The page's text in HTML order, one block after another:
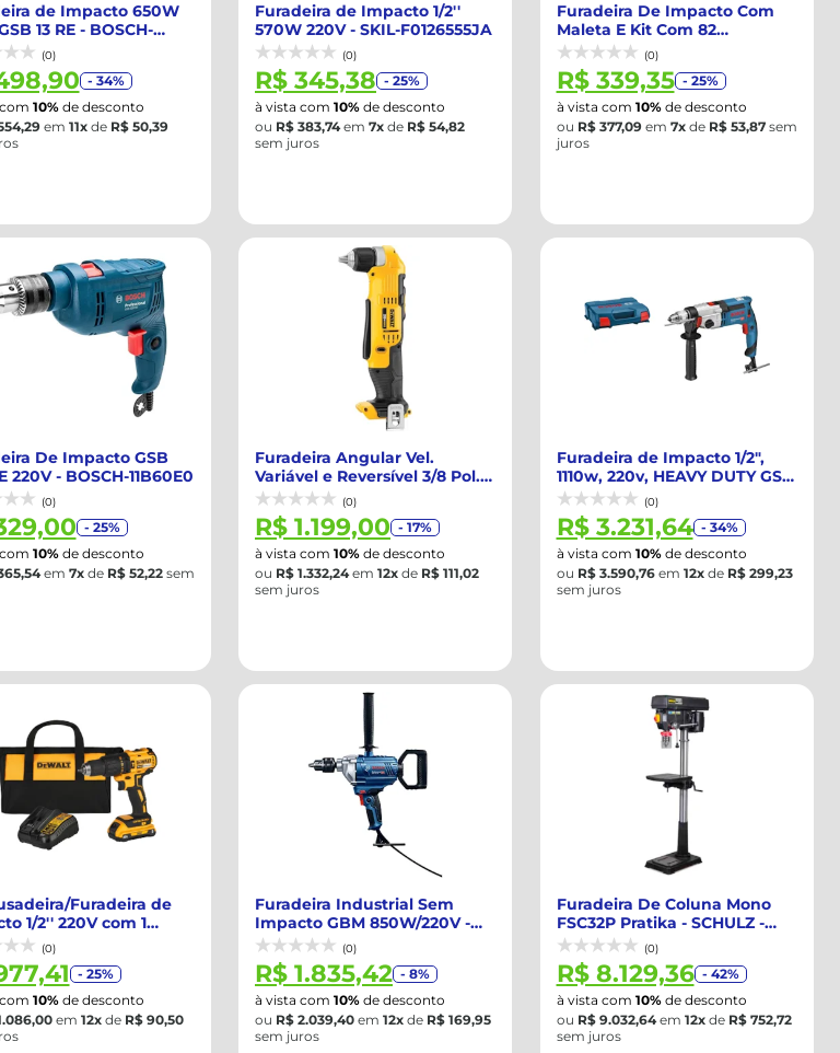
de Impacto 650W
13 RE - BOSCH-
(0)
- 34%
10%de desconto
em 11xde R$ 50,39
Furadeira de Impacto 1/2''
570W 220V - SKIL-F0126555JA
(0)
R$ 345,38 - 25%
à vista com 10% de desconto
ou R$ 383,74em 7x de R$ 54,82
sem juros
Furadeira De Impacto Com
Maleta E Kit Com 82
Acessórios 1/2 ...
(0)
R$ 339,35 - 25%
à vista com 10%de desconto
ou R$ 377,09em 7xde R$ 53,87sem
juros
De Impacto GSB
220V - BOSCH-11B60E0
(0)
- 25%
10%de desconto
em 7xde R$ 52,22sem
Furadeira Angular Vel.
Variável e Reversível 3/8 Pol. a
bate...
(0)
R$ 1.199,00 - 17%
à vista com 10% de desconto
ou R$ 1.332,24em 12x de R$ 111,02
sem juros
Furadeira de Impacto 1/2",
1110w, 220v, HEAVY DUTY GSB
24-2 ...
(0)
R$ 3.231,64 - 34%
à vista com 10%de desconto
ou R$ 3.590,76em 12xde R$ 299,23
sem juros
Furadeira de
1/2'' 220V com 1
(0)
- 25%
10%de desconto
em 12xde R$ 90,50
Furadeira Industrial Sem
Impacto GBM 850W/220V -
BOSCH-1600R...
(0)
R$ 1.835,42 - 8%
à vista com 10% de desconto
ou R$ 2.039,40 em 12x de R$ 169,95
sem juros
Furadeira De Coluna Mono
FSC32P Pratika - SCHULZ -
91204060
(0)
R$ 8.129,36 - 42%
à vista com 10%de desconto
ou R$ 9.032,64em 12xde R$ 752,72
sem juros